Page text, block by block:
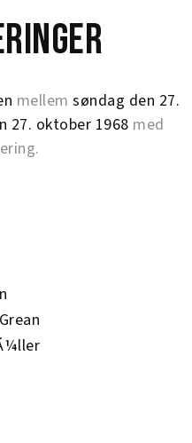
mellemsøndag den 27.
27. oktober 1968 med